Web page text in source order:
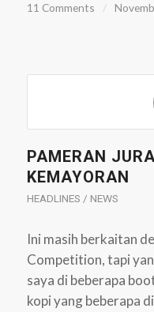
11 Comments /
PAMERAN
KEMAYORAN
HEADLINES / NEWS
Ini masih berkaitan
Competition, tapi
saya di beberapa
kopi yang beberapa